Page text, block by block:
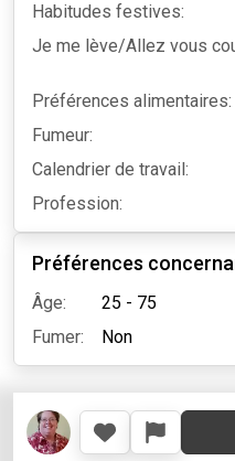
Habitudes festives:
Je me lève/Allez vous
Préférences alimentaires:
Fumeur:
Calendrier de travail:
Profession:
Préférences
Âge:
25 - 75
Fumer:
Non